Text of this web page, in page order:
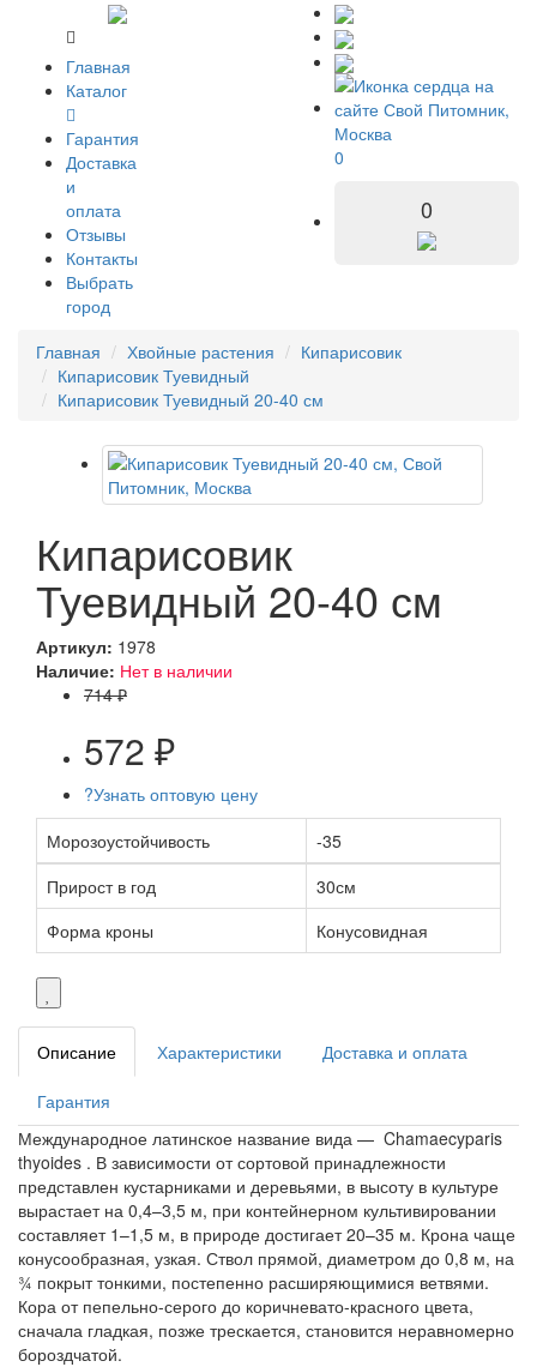
Главная
Каталог
Гарантия
Доставка
и
оплата
Отзывы
Контакты
Выбрать
город
0
0
Главная Хвойные растения
Кипарисовик
Кипарисовик Туевидный
Кипарисовик Туевидный 20-40 см
Кипарисовик
Туевидный 20-40 см
Артикул: 1978
Наличие: Нет в наличии
714 ₽
572 ₽
?Узнать оптовую цену
Морозоустойчивость
-35
Прирост в год
30см
Форма кроны
Конусовидная
Описание Характеристики Доставка и оплата
Гарантия
Международное латинское название вида — Chamaecyparis
thyoides . В зависимости от сортовой принадлежности
представлен кустарниками и деревьями, в высоту в культуре
вырастает на 0,4–3,5 м, при контейнерном культивировании
составляет 1–1,5 м, в природе достигает 20–35 м. Крона чаще
конусообразная, узкая. Ствол прямой, диаметром до 0,8 м, на
¾ покрыт тонкими, постепенно расширяющимися ветвями.
Кора от пепельно-серого до коричневато-красного цвета,
сначала гладкая, позже трескается, становится неравномерно
бороздчатой.